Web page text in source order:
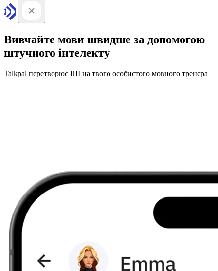
Вивчайте мови швидше за допомогою
штучного інтелекту
Talkpal перетворює ШІ на твого особистого мовного тренера